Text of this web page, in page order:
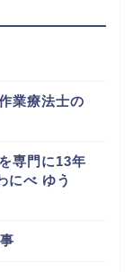
業療法士の
専門に13年
にべ ゆう